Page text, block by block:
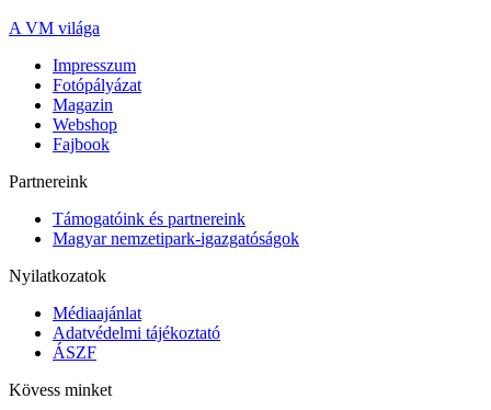
A VM világa
Impresszum
Fotópályázat
Magazin
Webshop
Fajbook
Partnereink
Támogatóink és partnereink
Magyar nemzetipark-igazgatóságok
Nyilatkozatok
Médiaajánlat
Adatvédelmi tájékoztató
ÁSZF
Kövess minket